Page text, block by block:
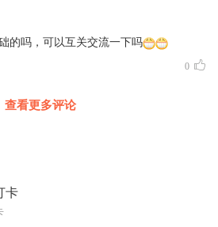
的吗，可以互关交流一下吗
0
查看更多评论
卡